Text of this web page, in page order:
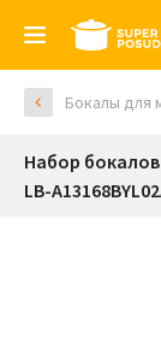
Бокалы для
Набор
LB-